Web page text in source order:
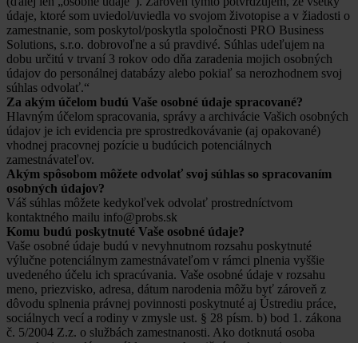
údaje, ktoré som uviedol/uviedla vo svojom životopise a v žiadosti o
zamestnanie, som poskytol/poskytla spoločnosti PRO Business
Solutions, s.r.o. dobrovoľne a sú pravdivé. Súhlas udeľujem na
dobu určitú v trvaní 3 rokov odo dňa zaradenia mojich osobných
údajov do personálnej databázy alebo pokiaľ sa nerozhodnem svoj
súhlas odvolať.“
Za akým účelom budú Vaše osobné údaje spracované?
Hlavným účelom spracovania, správy a archivácie Vašich osobných
údajov je ich evidencia pre sprostredkovávanie (aj opakované)
vhodnej pracovnej pozície u budúcich potenciálnych
zamestnávateľov.
Akým spôsobom môžete odvolať svoj súhlas so spracovaním
osobných údajov?
Váš súhlas môžete kedykoľvek odvolať prostredníctvom
kontaktného mailu info@probs.sk
Komu budú poskytnuté Vaše osobné údaje?
Vaše osobné údaje budú v nevyhnutnom rozsahu poskytnuté
výlučne potenciálnym zamestnávateľom v rámci plnenia vyššie
uvedeného účelu ich spracúvania. Vaše osobné údaje v rozsahu
meno, priezvisko, adresa, dátum narodenia môžu byť zároveň z
dôvodu splnenia právnej povinnosti poskytnuté aj Ústrediu práce,
sociálnych vecí a rodiny v zmysle ust. § 28 písm. b) bod 1. zákona
č. 5/2004 Z.z. o službách zamestnanosti. Ako dotknutá osoba